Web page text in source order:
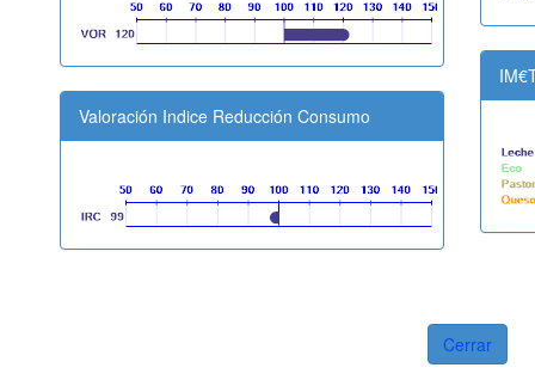
Valoración Indice Reducción Consumo
Cerrar